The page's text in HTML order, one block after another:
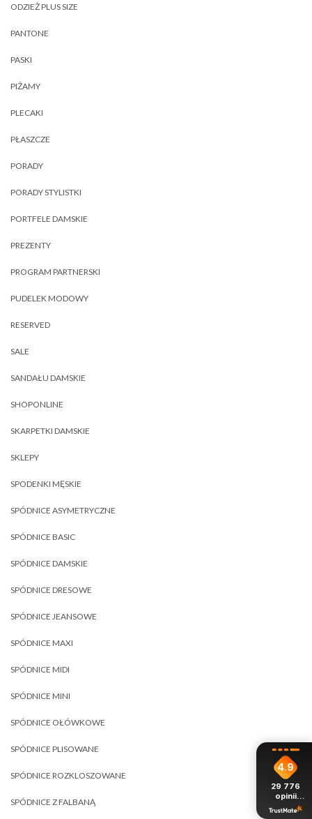
ODZIEŻ PLUS SIZE
PANTONE
PASKI
PIŻAMY
PLECAKI
PŁASZCZE
PORADY
PORADY STYLISTKI
PORTFELE DAMSKIE
PREZENTY
PROGRAM PARTNERSKI
PUDELEK MODOWY
RESERVED
SALE
SANDAŁU DAMSKIE
SHOPONLINE
SKARPETKI DAMSKIE
SKLEPY
SPODENKI MĘSKIE
SPÓDNICE ASYMETRYCZNE
SPÓDNICE BASIC
SPÓDNICE DAMSKIE
SPÓDNICE DRESOWE
SPÓDNICE JEANSOWE
SPÓDNICE MAXI
SPÓDNICE MIDI
SPÓDNICE MINI
SPÓDNICE OŁÓWKOWE
SPÓDNICE PLISOWANE
SPÓDNICE ROZKLOSZOWANE
SPÓDNICE Z FALBANĄ
4.9
29 776
opinii
z całego
okresu